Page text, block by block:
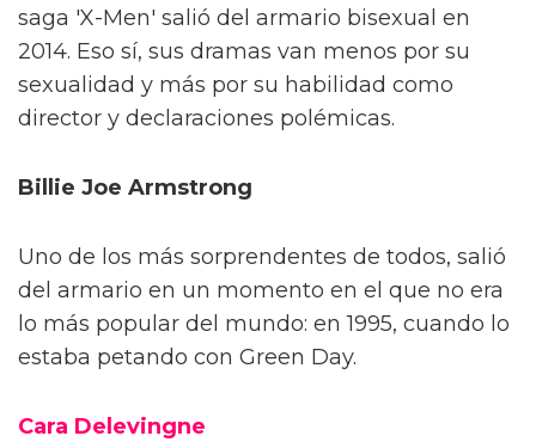
saga 'X-Men' salió del armario bisexual en
2014. Eso sí, sus dramas van menos por su
sexualidad y más por su habilidad como
director y declaraciones polémicas.
Billie Joe Armstrong
Uno de los más sorprendentes de todos, salió
del armario en un momento en el que no era
lo más popular del mundo: en 1995, cuando lo
estaba petando con Green Day.
Cara Delevingne